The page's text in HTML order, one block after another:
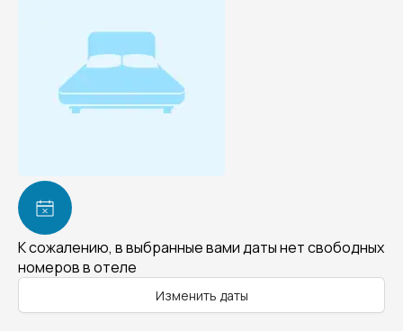
К сожалению, в выбранные вами даты нет свободных
номеров в отеле
Изменить даты